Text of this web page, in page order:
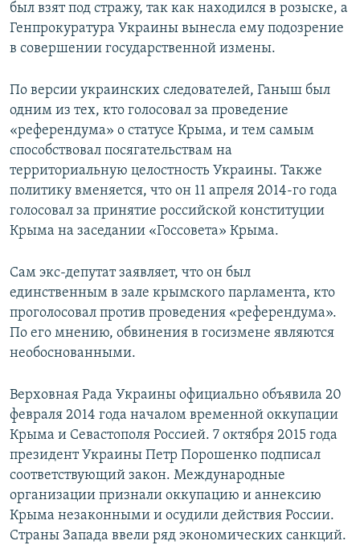
был взят под стражу, так как находился в розыске, а
Генпрокуратура Украины вынесла ему подозрение
в совершении государственной измены.
По версии украинских следователей, Ганыш был
одним из тех, кто голосовал за проведение
«референдума» о статусе Крыма, и тем самым
способствовал посягательствам на
территориальную целостность Украины. Также
политику вменяется, что он 11 апреля 2014-го года
голосовал за принятие российской конституции
Крыма на заседании «Госсовета» Крыма.
Сам экс-депутат заявляет, что он был
единственным в зале крымского парламента, кто
проголосовал против проведения «референдума».
По его мнению, обвинения в госизмене являются
необоснованными.
Верховная Рада Украины официально объявила 20
февраля 2014 года началом временной оккупации
Крыма и Севастополя Россией. 7 октября 2015 года
президент Украины Петр Порошенко подписал
соответствующий закон. Международные
организации признали оккупацию и аннексию
Крыма незаконными и осудили действия России.
Страны Запада ввели ряд экономических санкций.